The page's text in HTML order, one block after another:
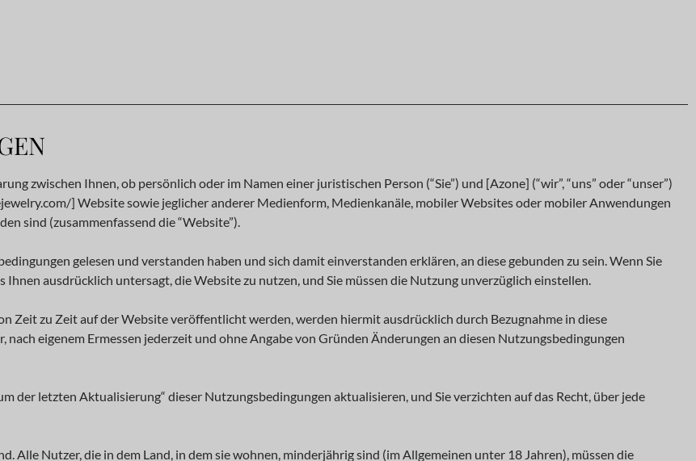
zwischen Ihnen, ob persönlich oder im Namen einer juristischen Person (“Sie”) und [Azone] (“wir”, “uns” oder “unser”)
] Website sowie jeglicher anderer Medienform, Medienkanäle, mobiler Websites oder mobiler Anwendungen
sind (zusammenfassend die “Website”).
gelesen und verstanden haben und sich damit einverstanden erklären, an diese gebunden zu sein. Wenn Sie
ausdrücklich untersagt, die Website zu nutzen, und Sie müssen die Nutzung unverzüglich einstellen.
Zeit zu Zeit auf der Website veröffentlicht werden, werden hiermit ausdrücklich durch Bezugnahme in diese
eigenem Ermessen jederzeit und ohne Angabe von Gründen Änderungen an diesen Nutzungsbedingungen
der letzten Aktualisierung“ dieser Nutzungsbedingungen aktualisieren, und Sie verzichten auf das Recht, über jede
Alle Nutzer, die in dem Land, in dem sie wohnen, minderjährig sind (im Allgemeinen unter 18 Jahren), müssen die